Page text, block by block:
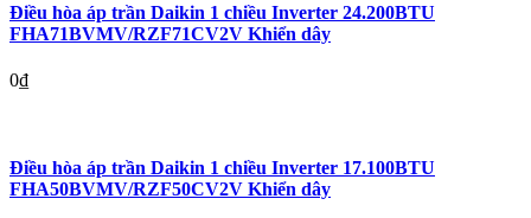
Điều hòa áp trần Daikin 1 chiều Inverter 24.200BTU
FHA71BVMV/RZF71CV2V Khiển dây
0₫
Điều hòa áp trần Daikin 1 chiều Inverter 17.100BTU
FHA50BVMV/RZF50CV2V Khiển dây